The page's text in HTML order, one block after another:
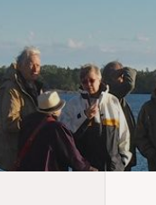
Vanhat Ketut